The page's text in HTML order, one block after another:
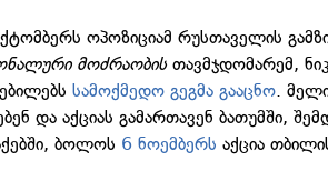
ოპოზიციამ რუსთაველის
მოძრაობისთავმჯდომარემ,
სამოქმედო გეგმა გააცნო.
და აქციას გამართავენ ბათუმში,
ბოლოს 6 ნოემბერს აქცია